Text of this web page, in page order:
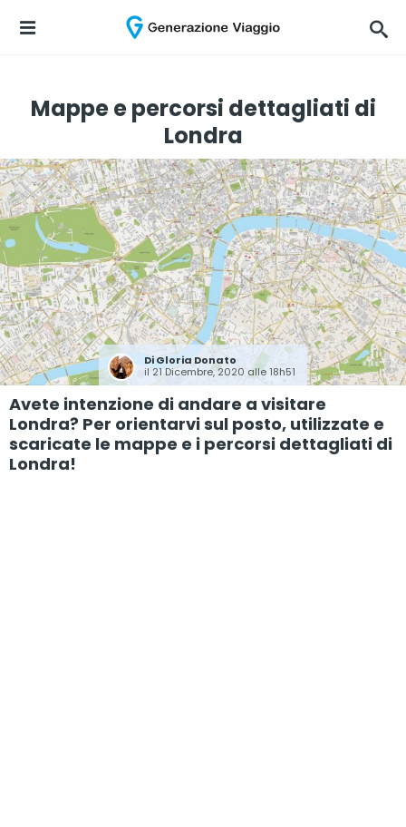
Mappe e percorsi dettagliati di
Londra
DiGloria Donato
il 21 Dicembre, 2020 alle 18h51
Avete intenzione di andare a visitare
Londra? Per orientarvi sul posto, utilizzate e
scaricate le mappe e i percorsi dettagliati di
Londra!